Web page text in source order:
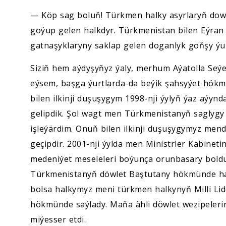
— Köp sag boluň! Türkmen halky asyrlaryň
goýup gelen halkdyr. Türkmenistan bilen
gatnaşyklaryny saklap gelen doganlyk goňşy
Siziň hem aýdyşyňyz ýaly, merhum Aýatolla
eýsem, başga ýurtlarda-da beýik şahsyýet
bilen ilkinji duşuşygym 1998-nji ýylyň ýaz
gelipdik. Şol wagt men Türkmenistanyň
işleýärdim. Onuň bilen ilkinji duşuşygymyz
geçipdir. 2001-nji ýylda men Ministrler
medeniýet meseleleri boýunça orunbasary
Türkmenistanyň döwlet Baştutany hökmünde
bolsa halkymyz meni türkmen halkynyň Milli
hökmünde saýlady. Maňa ähli döwlet
miýesser etdi.